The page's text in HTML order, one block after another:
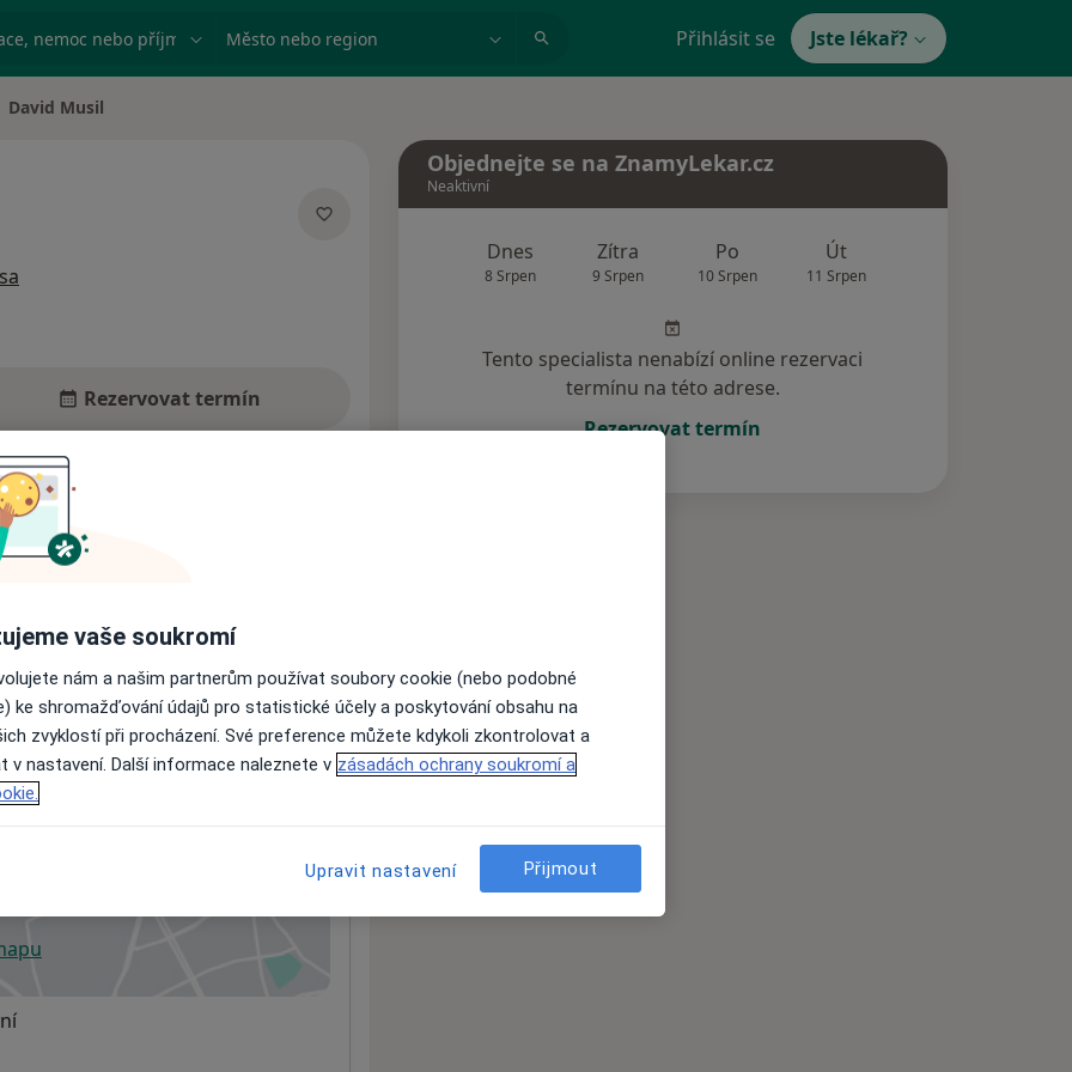
nemoc nebo příjmení Město nebo region Přihlásit se Jste lékař?
města
David Musil
Rezervovat termín
nejsou k dispozici
informace o svých službách.
v nové záložce
Objednejte se na ZnamyLekar.cz
Neaktivní
Dnes
8 Srpen
Zítra
9 Srpen
Po
10 Srpen
Út
11 Srpen
Tento specialista nenabízí online rezervaci
termínu na této adrese.
Rezervovat termín
vaše soukromí
nám a našim partnerům používat soubory cookie (nebo podobné
ke shromažďování údajů pro statistické účely a poskytování obsahu na
zvyklostí při procházení. Své preference můžete kdykoli zkontrolovat a
v nastavení. Další informace naleznete v zásadách ochrany soukromí a
Upravit nastavení Přijmout